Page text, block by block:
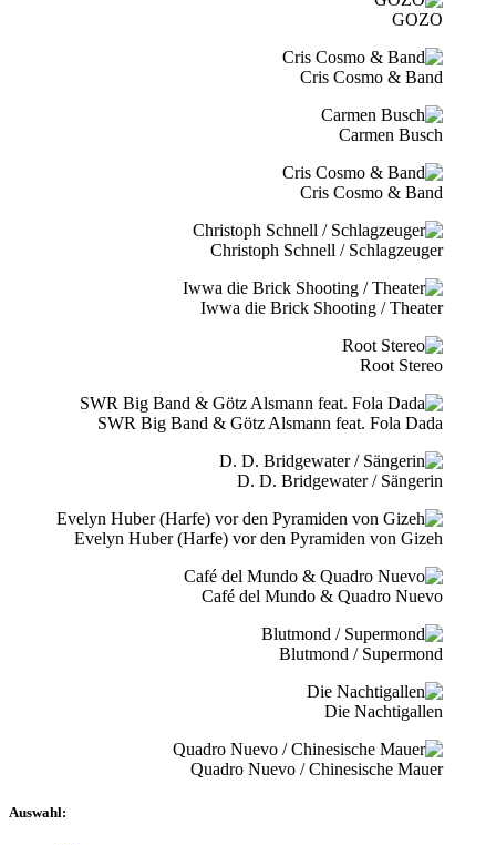
GOZO
Cris Cosmo & Band
Carmen Busch
Cris Cosmo & Band
Christoph Schnell / Schlagzeuger
Iwwa die Brick Shooting / Theater
Root Stereo
SWR Big Band & Götz Alsmann feat. Fola Dada
D. D. Bridgewater / Sängerin
Evelyn Huber (Harfe) vor den Pyramiden von Gizeh
Café del Mundo & Quadro Nuevo
Blutmond / Supermond
Die Nachtigallen
Quadro Nuevo / Chinesische Mauer
Auswahl: